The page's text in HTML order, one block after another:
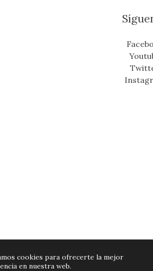
cookies para ofrecerte la mejor
en nuestra web.